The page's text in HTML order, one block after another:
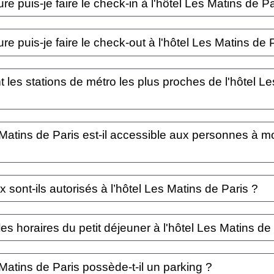
puis-je faire le check-in à l'hôtel Les Matins de
votre enregistrement à l'hôtel Les Matins de Paris à l'heure que
un accès à votre chambre à partir de 15H. Si vous souhaitez
par téléphone au 01 40 38 42 40 ou par mail à
disponibilité et en supplément).
puis-je faire le check-out à l'hôtel Les Matins de
de Paris, vous devez quitter votre chambre avant midi. Si vous
pouvez demander à la réception pour un départ tardif (sous
supplément.)
les stations de métro les plus proches de l'hôtel
les plus proches de l'hôtel Les Matins de Paris sont Saint-
et Pigalle (lignes 2 et 12).
de Paris est-il accessible aux personnes à
de Paris est accessible aux personnes à mobilité réduite.
sont-ils autorisés à l’hôtel Les Matins de Paris ?
de Paris est pet-friendly.
horaires du petit déjeuner à l'hôtel Les Matins de
de Paris, le petit déjeuner est servi entre 7h et 11h.
de Paris possède-t-il un parking ?